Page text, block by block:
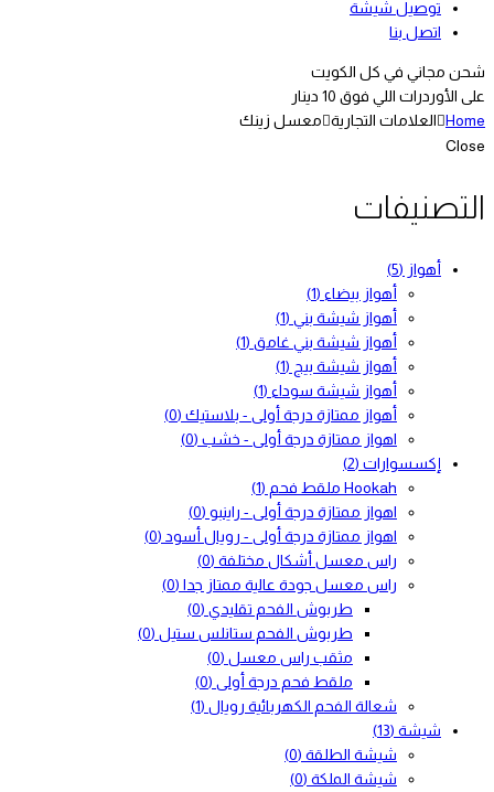
توصيل شيشة
اتصل بنا
شحن مجاني في كل الكويت
على الأوردرات اللي فوق 10 دينار
Home العلامات التجارية معسل زينك
Close
التصنيفات
أهواز (5)
أهواز بيضاء (1)
أهواز شيشة بني (1)
أهواز شيشة بني غامق (1)
أهواز شيشة بيج (1)
أهواز شيشة سوداء (1)
أهواز ممتازة درجة أولى - بلاستيك (0)
اهواز ممتازة درجة أولى - خشب (0)
إكسسوارات (2)
Hookah ملقط فحم
(1)
اهواز ممتازة درجة أولى - راينبو (0)
اهواز ممتازة درجة أولى - رويال أسود (0)
راس معسل أشكال مختلفة (0)
راس معسل جودة عالية ممتاز جدا (0)
طربوش الفحم تقليدي (0)
طربوش الفحم ستانلس ستيل (0)
مثقب راس معسل (0)
ملقط فحم درجة أولى (0)
شعالة الفحم الكهربائية رويال (1)
شيشة (13)
شيشة الطلقة (0)
شيشة الملكة (0)